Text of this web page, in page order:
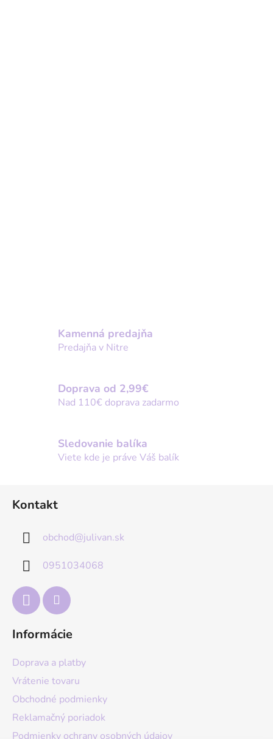
Kamenná predajňa
Predajňa v Nitre
Doprava od 2,99€
Nad 110€ doprava zadarmo
Sledovanie balíka
Viete kde je práve Váš balík
Kontakt
obchod@julivan.sk
0951034068
Informácie
Doprava a platby
Vrátenie tovaru
Obchodné podmienky
Reklamačný poriadok
Podmienky ochrany osobných údajov